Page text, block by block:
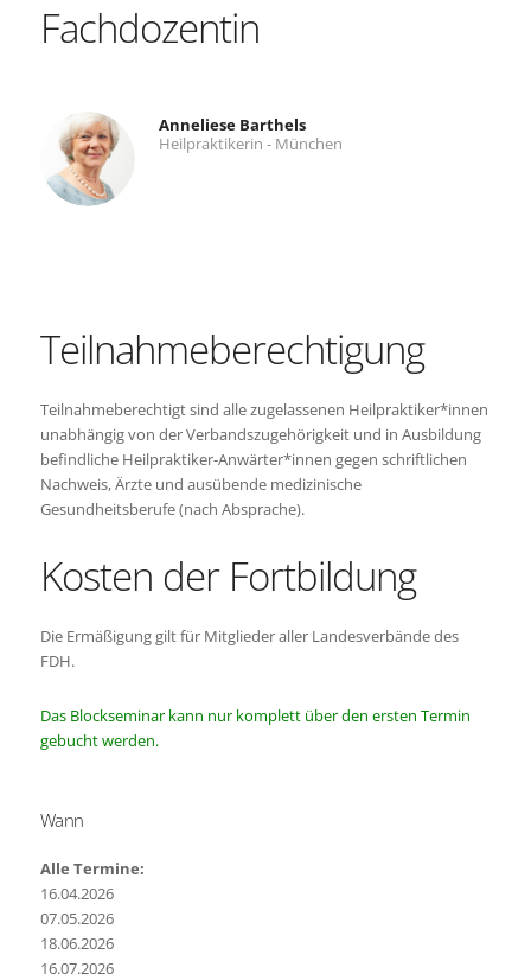
Fachdozentin
Anneliese Barthels
Heilpraktikerin - München
Teilnahmeberechtigung
Teilnahmeberechtigt sind alle zugelassenen Heilpraktiker*innen
unabhängig von der Verbandszugehörigkeit und in Ausbildung
befindliche Heilpraktiker-Anwärter*innen gegen schriftlichen
Nachweis, Ärzte und ausübende medizinische
Gesundheitsberufe (nach Absprache).
Kosten der Fortbildung
Die Ermäßigung gilt für Mitglieder aller Landesverbände des
FDH.
Das Blockseminar kann nur komplett über den ersten Termin
gebucht werden.
Wann
Alle Termine:
16.04.2026
07.05.2026
18.06.2026
16.07.2026